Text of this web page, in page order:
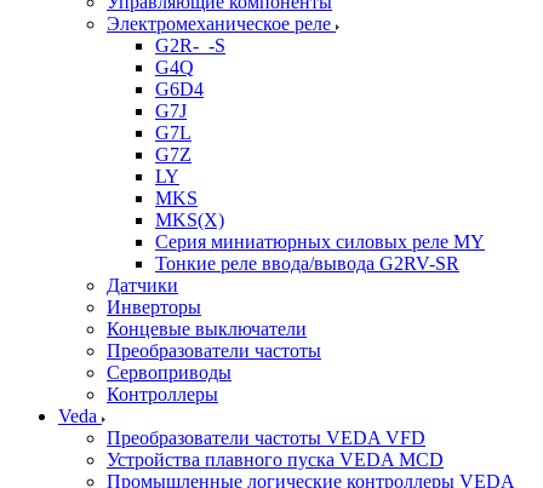
Электромеханическое реле
G2R-_-S
G4Q
G6D4
G7J
G7L
G7Z
LY
MKS
MKS(X)
Серия миниатюрных силовых реле MY
Тонкие реле ввода/вывода G2RV-SR
Датчики
Инверторы
Концевые выключатели
Преобразователи частоты
Сервоприводы
Контроллеры
Veda
Преобразователи частоты VEDA VFD
Устройства плавного пуска VEDA MCD
Промышленные логические контроллеры VEDA